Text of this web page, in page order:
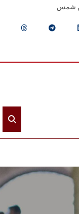
شمس
الرئيسيـة
عن الجامعة